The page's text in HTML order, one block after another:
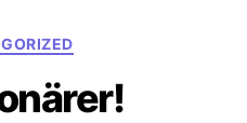
Kategorier